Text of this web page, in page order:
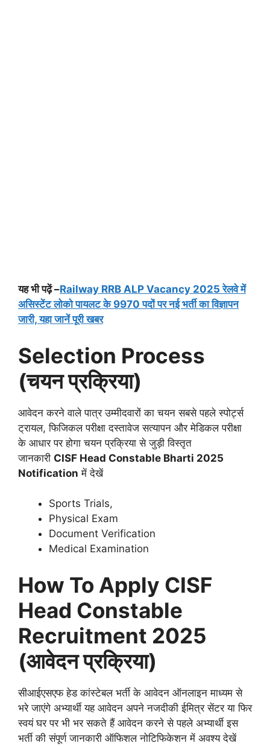
यह भी पढ़ें –Railway RRB ALP Vacancy 2025 रेलवे में
असिस्टेंट लोको पायलट के 9970 पदों पर नई भर्ती का विज्ञापन
जारी, यहा जानें पूरी खबर
Selection Process
(चयन प्रक्रिया)
आवेदन करने वाले पात्र उम्मीदवारों का चयन सबसे पहले स्पोर्ट्स
ट्रायल, फिजिकल परीक्षा दस्तावेज सत्यापन और मेडिकल परीक्षा
के आधार पर होगा चयन प्रक्रिया से जुड़ी विस्तृत
जानकारी CISF Head Constable Bharti 2025
Notification में देखें
Sports Trials,
Physical Exam
Document Verification
Medical Examination
How To Apply CISF
Head Constable
Recruitment 2025
(आवेदन प्रक्रिया)
सीआईएसएफ हेड कांस्टेबल भर्ती के आवेदन ऑनलाइन माध्यम से
भरे जाएंगे अभ्यार्थी यह आवेदन अपने नजदीकी ईमित्र सेंटर या फिर
स्वयं घर पर भी भर सकते हैं आवेदन करने से पहले अभ्यार्थी इस
भर्ती की संपूर्ण जानकारी ऑफिशल नोटिफिकेशन में अवश्य देखें